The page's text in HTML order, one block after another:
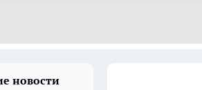
новости